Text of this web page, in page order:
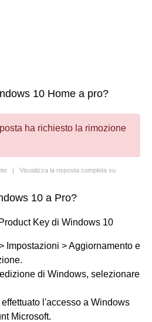
10 Home a pro?
ha richiesto la rimozione
| Visualizza la risposta completa su
10 a Pro?
Key di Windows 10
Impostazioni > Aggiornamento e
di Windows, selezionare
l'accesso a Windows
Microsoft.